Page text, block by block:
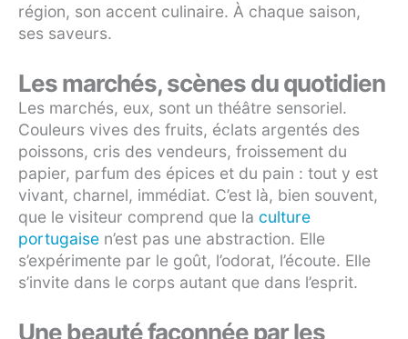
région, son accent culinaire. À chaque saison,
ses saveurs.
Les marchés, scènes du quotidien
Les marchés, eux, sont un théâtre sensoriel.
Couleurs vives des fruits, éclats argentés des
poissons, cris des vendeurs, froissement du
papier, parfum des épices et du pain : tout y est
vivant, charnel, immédiat. C’est là, bien souvent,
que le visiteur comprend que la culture
portugaise n’est pas une abstraction. Elle
s’expérimente par le goût, l’odorat, l’écoute. Elle
s’invite dans le corps autant que dans l’esprit.
Une beauté façonnée par les